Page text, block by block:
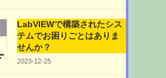
LabVIEWで構築されたシス
テムでお困りごとはありま
せんか？
2023-12-25